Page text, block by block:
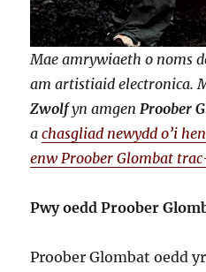
Mae amrywiaeth o noms
am artistiaid electronica.
Zwolfyn amgenProober
achasgliad newydd o’i
enw Proober Glombat
Pwy oedd Proober
Proober Glombat oedd